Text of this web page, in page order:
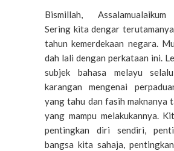
Bismillah, Assalamualaikum
Sering kita dengar
tahun kemerdekaan negara.
dah lali dengan perkataan ini.
subjek bahasa melayu
karangan mengenai
yang tahu dan fasih maknanya
yang mampu melakukannya.
pentingkan diri sendiri,
bangsa kita sahaja,